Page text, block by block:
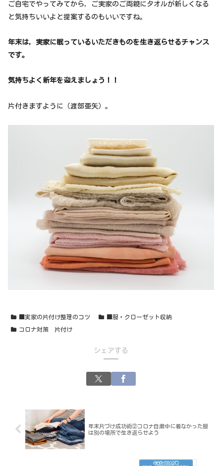
ご自宅でやってみてから，ご実家のご両親にタオルが新しくなる
と気持ちいいよと提案するのもいいですね。
年末は，実家に眠っているいただきものを生き返らせるチャンス
です。
気持ちよく新年を迎えましょう！！
片付きますように（渡部亜矢）。
■実家の片付け整理のコツ ■服・クローゼット収納
コロナ対策 片付け
シェアする
年末片づけ成功術②コロナ自粛中に着なかった服
は別の場所で生き返らせよう